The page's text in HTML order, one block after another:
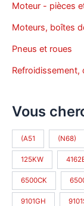
Moteur - pièces
Moteurs, boîtes
Pneus et roues
Refroidissement,
Vous
(A51 (N68)
125KW
6500CK
9101GH